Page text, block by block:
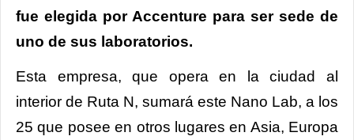
fue elegida por Accenture para ser sede de
uno de sus laboratorios.
Esta empresa, que opera en la ciudad al
interior de Ruta N, sumará este Nano Lab, a los
25 que posee en otros lugares en Asia, Europa